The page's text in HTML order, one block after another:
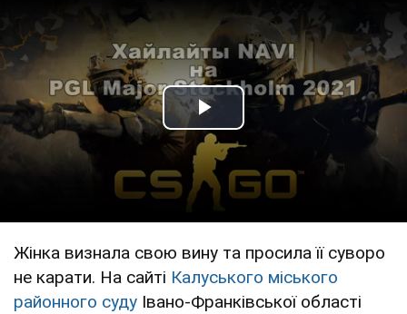
Play Video
Жінка визнала свою вину та просила її суворо
не карати. На сайті Калуського міського
районного суду Івано-Франківської області